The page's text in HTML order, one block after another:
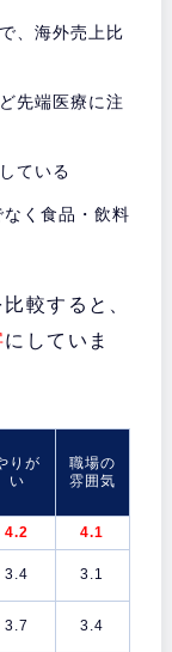
、海外売上比
先端医療に注
ている
く食品・飲料
較すると、
にしていま
りが
い
職場の
雰囲気
4.2
4.1
3.4 3.1
3.7 3.4